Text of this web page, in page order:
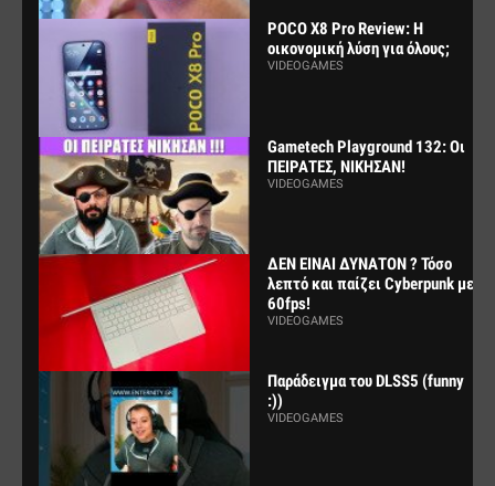
POCO X8 Pro Review: Η
οικονομική λύση για όλους;
VIDEOGAMES
Gametech Playground 132: Οι
ΠΕΙΡΑΤΕΣ, ΝΙΚΗΣΑΝ!
VIDEOGAMES
ΔΕΝ ΕΙΝΑΙ ΔΥΝΑΤΟΝ ? Τόσο
λεπτό και παίζει Cyberpunk με
60fps!
VIDEOGAMES
Παράδειγμα του DLSS5 (funny
:))
VIDEOGAMES